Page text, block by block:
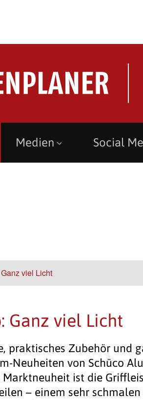
Medien Social
viel Licht
Ganz viel Licht
praktisches Zubehör und
Neuheiten von ­Schüco
ist die
– einem sehr